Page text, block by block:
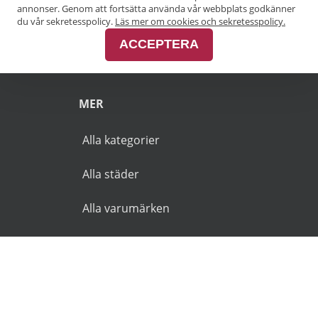
Pensionärsrabatt Malmö
Pensionärsrabatt Skåne
MER
Alla kategorier
Alla städer
Alla varumärken
annonser. Genom att fortsätta använda vår webbplats godkänner
du vår sekretesspolicy. Läs mer om cookies och sekretesspolicy.
ACCEPTERA